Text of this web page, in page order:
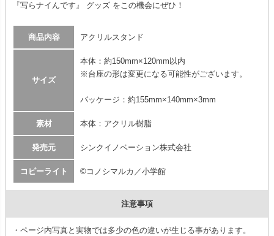
『写らナイんです』 グッズ をこの機会にぜひ！
商品内容 アクリルスタンド
サイズ
本体：約150mm×120mm以内
※台座の形は変更になる可能性がございます。
パッケージ：約155mm×140mm×3mm
素材 本体：アクリル樹脂
発売元 シンクイノベーション株式会社
コピーライト ©コノシマルカ／小学館
注意事項
・ページ内写真と実物では多少の色の違いが生じる事があります。